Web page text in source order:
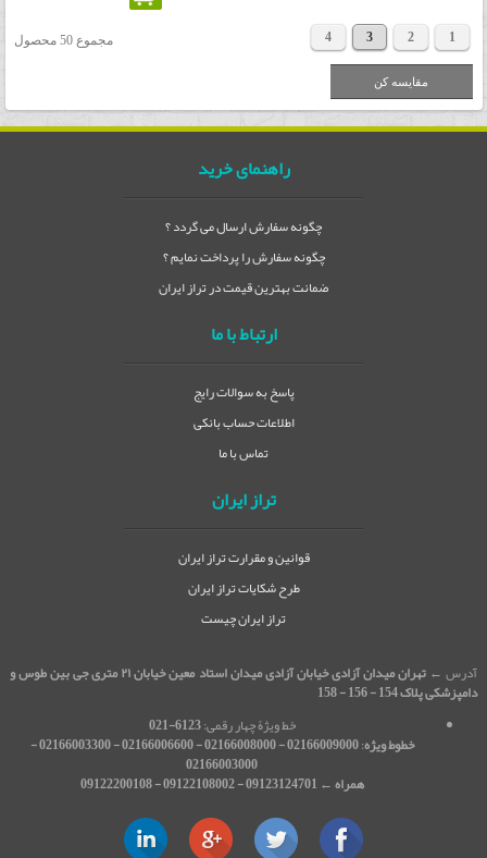
1
2
3
4 مجموع 50 محصول
راهنمای خرید
چگونه سفارش ارسال می گردد ؟
چگونه سفارش را پرداخت نمایم ؟
ضمانت بهترین قیمت در تراز ایران
ارتباط با ما
پاسخ به سوالات رایج
اطلاعات حساب بانکی
تماس با ما
تراز ایران
قوانین و مقرارت تراز ایران
طرح شکایات تراز ایران
تراز ایران چیست
آدرس ← تهران میدان آزادی خیابان آزادی میدان استاد معین خیابان ۲۱ متری جی بین طوس و
دامپزشکی پلاک 154 - 156 - 158
خط ویژۀ چهار رقمی:6123-021
خطوط ویژه:
02166009000 - 02166008000 - 02166006600 - 02166003300 -
02166003000
همراه ← 09123124701 - 09122108002 - 09122200108